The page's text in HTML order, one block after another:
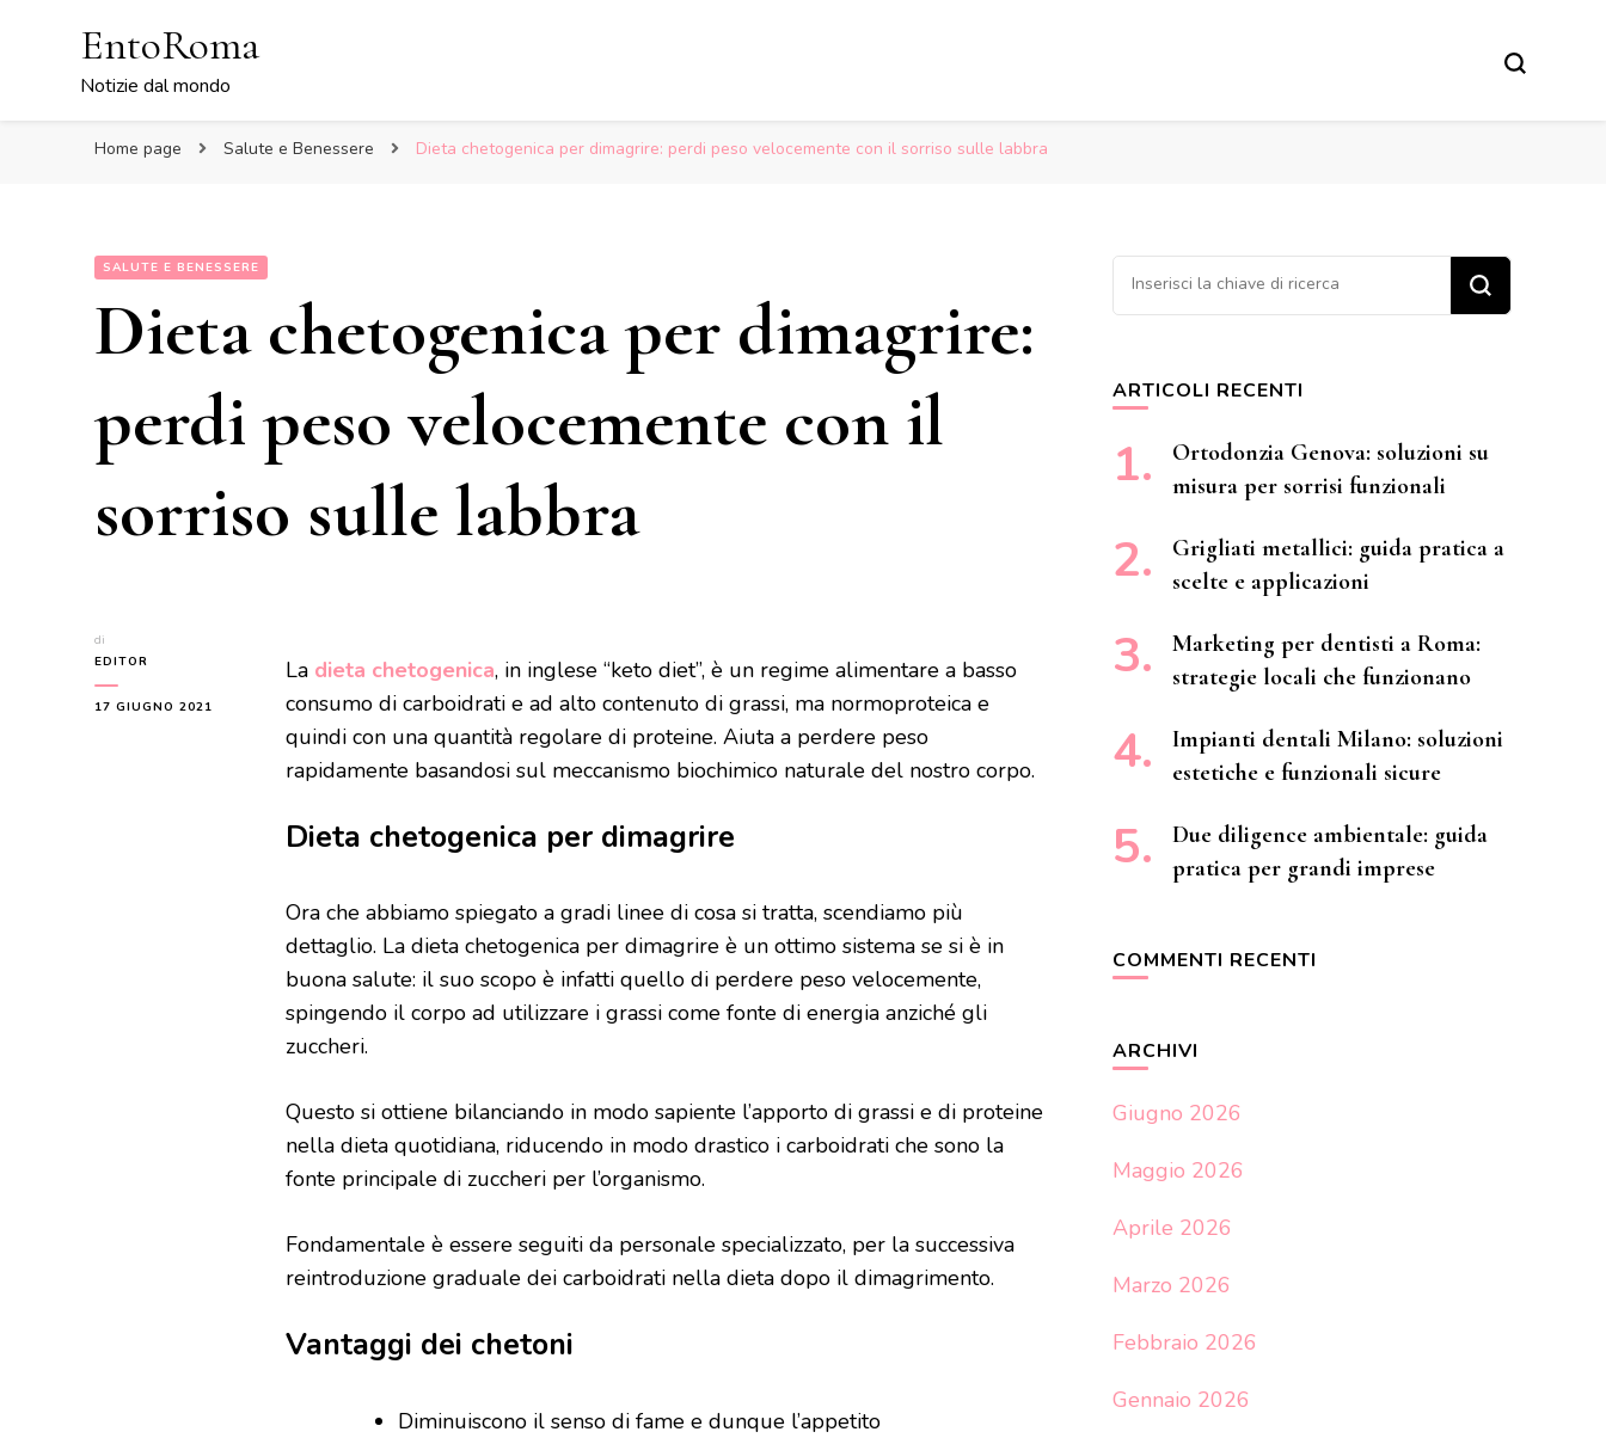
EntoRoma
Notizie dal mondo
Home page Salute e Benessere Dieta chetogenica per dimagrire: perdi peso velocemente con il sorriso sulle labbra
SALUTE E BENESSERE
Dieta chetogenica per dimagrire:
perdi peso velocemente con il
sorriso sulle labbra
di
EDITOR
17 GIUGNO 2021
La dieta chetogenica, in inglese “keto diet”, è un regime alimentare a basso
consumo di carboidrati e ad alto contenuto di grassi, ma normoproteica e
quindi con una quantità regolare di proteine. Aiuta a perdere peso
rapidamente basandosi sul meccanismo biochimico naturale del nostro corpo.
Dieta chetogenica per dimagrire
Ora che abbiamo spiegato a gradi linee di cosa si tratta, scendiamo più
dettaglio. La dieta chetogenica per dimagrire è un ottimo sistema se si è in
buona salute: il suo scopo è infatti quello di perdere peso velocemente,
spingendo il corpo ad utilizzare i grassi come fonte di energia anziché gli
zuccheri.
Questo si ottiene bilanciando in modo sapiente l’apporto di grassi e di proteine
nella dieta quotidiana, riducendo in modo drastico i carboidrati che sono la
fonte principale di zuccheri per l’organismo.
Fondamentale è essere seguiti da personale specializzato, per la successiva
reintroduzione graduale dei carboidrati nella dieta dopo il dimagrimento.
Vantaggi dei chetoni
Diminuiscono il senso di fame e dunque l’appetito
Cerchi qualcosa?
ARTICOLI RECENTI
Ortodonzia Genova: soluzioni su
misura per sorrisi funzionali
Grigliati metallici: guida pratica a
scelte e applicazioni
Marketing per dentisti a Roma:
strategie locali che funzionano
Impianti dentali Milano: soluzioni
estetiche e funzionali sicure
Due diligence ambientale: guida
pratica per grandi imprese
COMMENTI RECENTI
ARCHIVI
Giugno 2026
Maggio 2026
Aprile 2026
Marzo 2026
Febbraio 2026
Gennaio 2026